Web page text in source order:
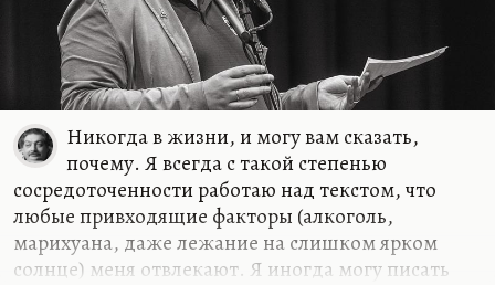
Никогда в жизни, и могу вам сказать,
почему. Я всегда с такой степенью
сосредоточенности работаю над текстом, что
любые привходящие факторы (алкоголь,
марихуана, даже лежание на слишком ярком
солнце) меня отвлекают. Я иногда могу писать